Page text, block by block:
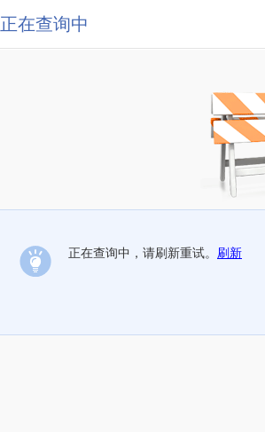
正在查询中
正在查询中，请刷新重试。 刷新